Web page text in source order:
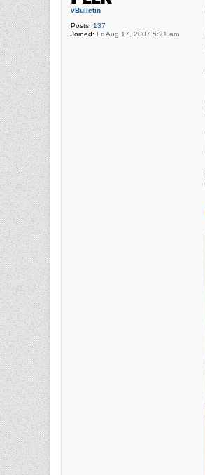
vBulletin
Posts: 137
Joined: Fri Aug 17, 2007 5:21 am